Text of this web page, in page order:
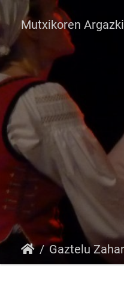
Mutxikoren
Gaztelu